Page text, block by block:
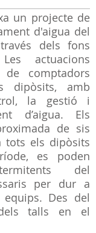
un projecte de
d'aigua del
dels fons
actuacions
de comptadors
dipòsits, amb
la gestió i
d’aigua. Els
de sis
tots els dipòsits
es poden
del
per dur a
Des del
talls en el